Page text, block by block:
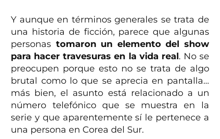
Y aunque en términos generales se trata de
una historia de ficción, parece que algunas
personas tomaron un elemento del show
para hacer travesuras en la vida real. No se
preocupen porque esto no se trata de algo
brutal como lo que se aprecia en pantalla…
más bien, el asunto está relacionado a un
número telefónico que se muestra en la
serie y que aparentemente sí le pertenece a
una persona en Corea del Sur.